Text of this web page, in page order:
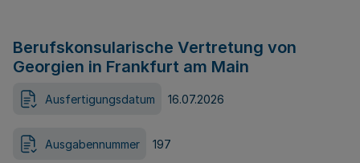
Berufskonsularische Vertretung von
Georgien in Frankfurt am Main
Ausfertigungsdatum 16.07.2026
Ausgabennummer 197